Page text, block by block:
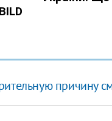
причину